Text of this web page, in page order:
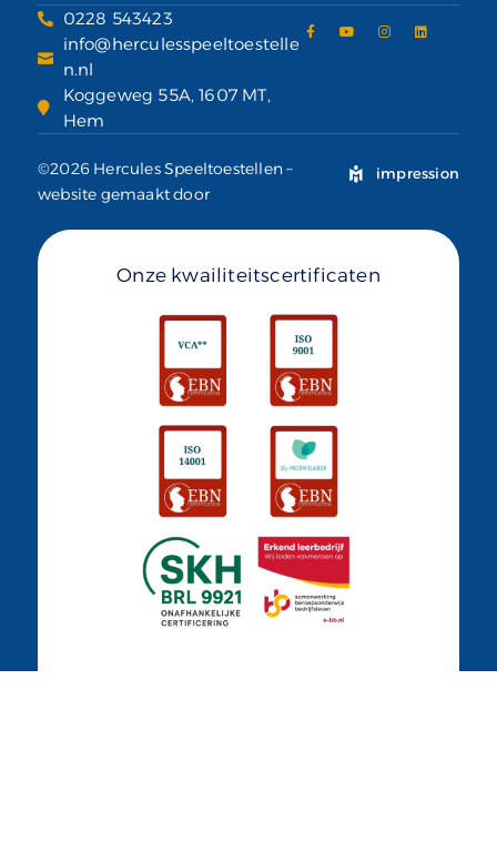
0228 543423
info@herculesspeeltoestelle
n.nl
Koggeweg 55A, 1607 MT,
Hem
©2026 Hercules Speeltoestellen –
website gemaakt door
impression
Onze kwailiteitscertificaten